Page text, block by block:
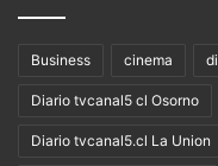
Business cinema
Diario tvcanal5 cl Osorno
Diario tvcanal5.cl La Union